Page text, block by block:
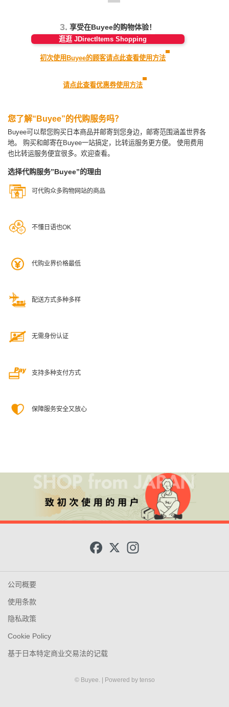
3. 享受在Buyee的购物体验！
逛逛 JDirectItems Shopping
初次使用Buyee的顾客请点此查看使用方法
请点此查看优惠券使用方法
您了解“Buyee”的代购服务吗？
Buyee可以帮您购买日本商品并邮寄到您身边，邮寄范围涵盖世界各
地。
购买和邮寄在Buyee一站搞定，比转运服务更方便。
使用费用
也比转运服务便宜很多。欢迎查看。
选择代购服务”Buyee”的理由
可代购众多购物网站的商品
不懂日语也OK
代购业界价格最低
配送方式多种多样
无需身份认证
支持多种支付方式
保障服务安全又放心
X
公司概要
使用条款
隐私政策
Cookie Policy
基于日本特定商业交易法的记载
© Buyee. | Powered by tenso